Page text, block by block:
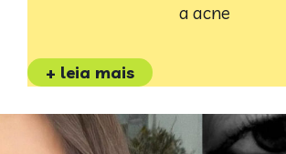
a acne
+ leia mais